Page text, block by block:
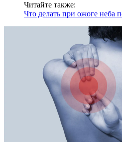
Читайте также:
Что делать при ожоге неба